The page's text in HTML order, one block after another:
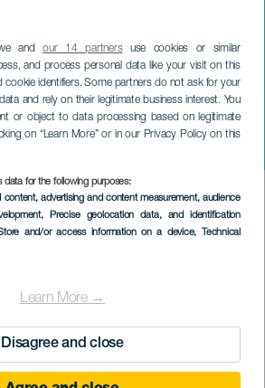
we andour 14 partnersuse cookies or similar
and process personal data like your visit on this
cookie identifiers. Some partners do not ask for your
and rely on their legitimate business interest. You
or object to data processing based on legitimate
on “Learn More” or in our Privacy Policy on this
data for the following purposes:
content, advertising and content measurement, audience
, Precise geolocation data, and identification
and/or access information on a device, Technical
Learn More →
Disagree and close
i konsert